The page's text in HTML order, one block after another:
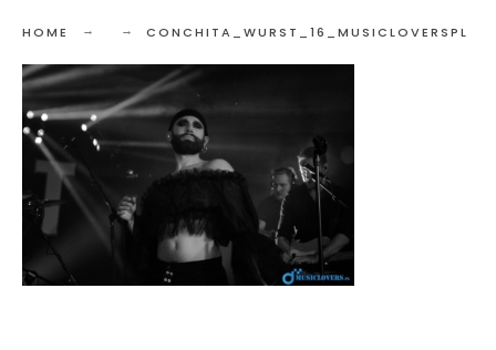
HOME CONCHITA_WURST_16_MUSICLOVERSPL